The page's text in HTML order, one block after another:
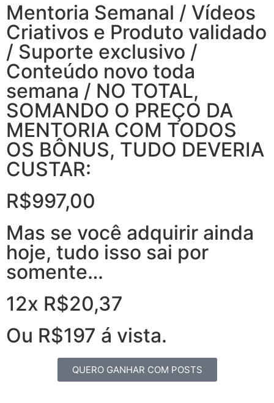
Mentoria Semanal / Vídeos
Criativos e Produto validado
/ Suporte exclusivo /
Conteúdo novo toda
semana / NO TOTAL,
SOMANDO O PREÇO DA
MENTORIA COM TODOS
OS BÔNUS, TUDO DEVERIA
CUSTAR:
R$997,00
Mas se você adquirir ainda
hoje, tudo isso sai por
somente…
12x R$20,37
Ou R$197 á vista.
QUERO GANHAR COM POSTS